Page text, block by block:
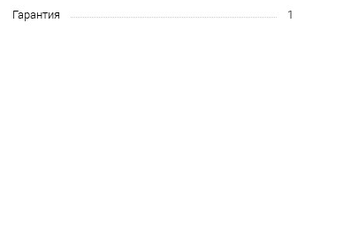
Гарантия
1